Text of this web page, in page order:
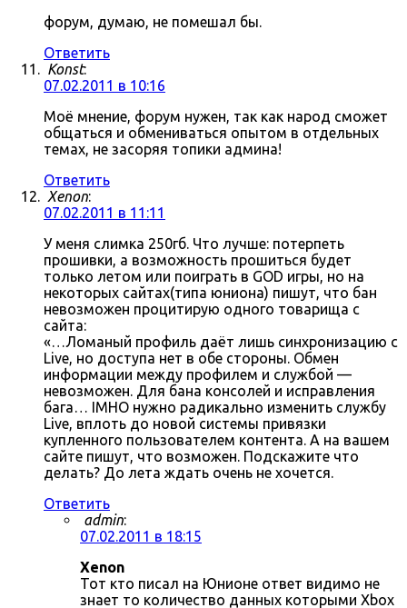
форум, думаю, не помешал бы.
Ответить
Konst:
07.02.2011 в 10:16
Моё мнение, форум нужен, так как народ сможет
общаться и обмениваться опытом в отдельных
темах, не засоряя топики админа!
Ответить
Xenon:
07.02.2011 в 11:11
У меня слимка 250гб. Что лучше: потерпеть
прошивки, а возможность прошиться будет
только летом или поиграть в GOD игры, но на
некоторых сайтах(типа юниона) пишут, что бан
невозможен процитирую одного товарища с
сайта:
«…Ломаный профиль даёт лишь синхронизацию с
Live, но доступа нет в обе стороны. Обмен
информации между профилем и службой —
невозможен. Для бана консолей и исправления
бага… IMHO нужно радикально изменить службу
Live, вплоть до новой системы привязки
купленного пользователем контента. А на вашем
сайте пишут, что возможен. Подскажите что
делать? До лета ждать очень не хочется.
Ответить
admin:
07.02.2011 в 18:15
Xenon
Тот кто писал на Юнионе ответ видимо не
знает то количество данных которыми Xbox